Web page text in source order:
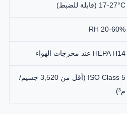
17-27°C (قابلة للضبط)
20-60% RH
HEPA H14 عند مخرجات الهواء
ISO Class 5 (أقل من 3,520 جسيم/
م³)